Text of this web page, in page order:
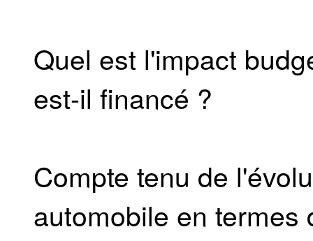
Quel est l'impact
est-il financé ?
Compte tenu de
automobile en